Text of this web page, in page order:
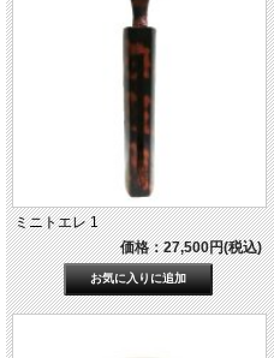
ミニトエレ 1
価格：27,500円(税込)